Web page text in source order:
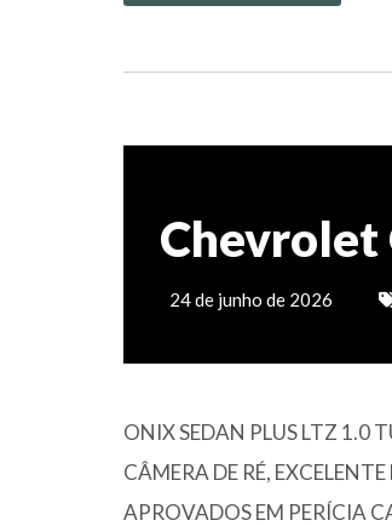
Chevrolet
24 de junho de 2026
ONIX SEDAN PLUS LTZ 1.0
CÂMERA DE RÉ,
APROVADOS EM PERÍCIA